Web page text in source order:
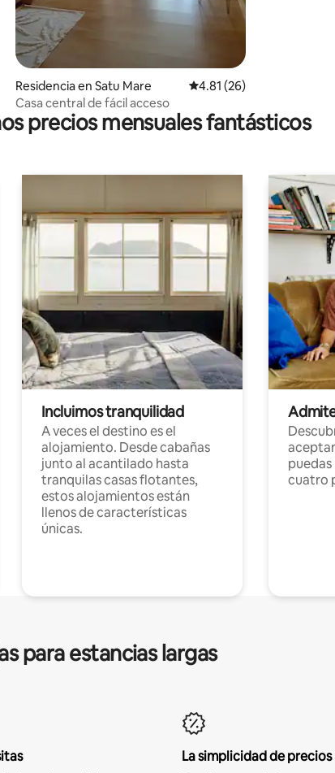
Residencia en Satu Mare Calificación promedio:
4.81 (26)
Casa central de fácil acceso
precios mensuales fantásticos
Incluimos tranquilidad
A veces el destino es el
alojamiento. Desde cabañas
junto al acantilado hasta
tranquilas casas flotantes,
estos alojamientos están
llenos de características
únicas.
cuatro
para estancias largas
La simplicidad de precios